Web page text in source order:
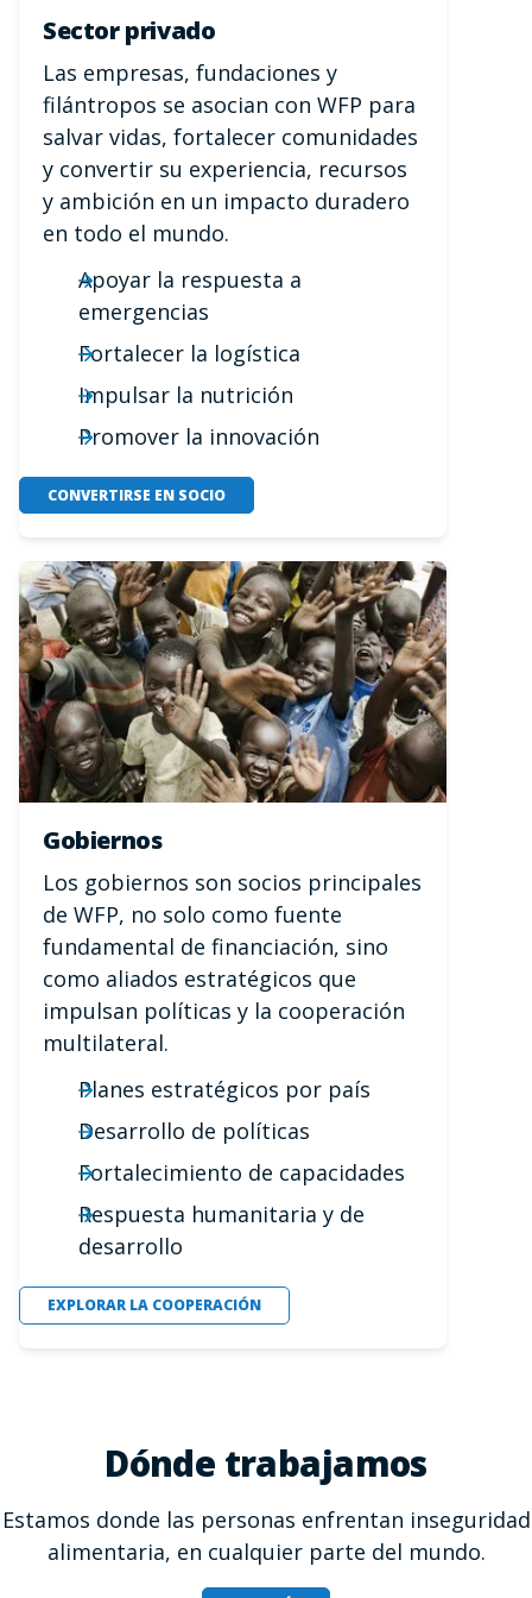
Sector privado
Las empresas, fundaciones y
filántropos se asocian con WFP para
salvar vidas, fortalecer comunidades
y convertir su experiencia, recursos
y ambición en un impacto duradero
en todo el mundo.
Apoyar la respuesta a
emergencias
Fortalecer la logística
Impulsar la nutrición
Promover la innovación
CONVERTIRSE EN SOCIO
Gobiernos
Los gobiernos son socios principales
de WFP, no solo como fuente
fundamental de financiación, sino
como aliados estratégicos que
impulsan políticas y la cooperación
multilateral.
Planes estratégicos por país
Desarrollo de políticas
Fortalecimiento de capacidades
Respuesta humanitaria y de
desarrollo
EXPLORAR LA COOPERACIÓN
Dónde trabajamos
Estamos donde las personas enfrentan inseguridad
alimentaria, en cualquier parte del mundo.